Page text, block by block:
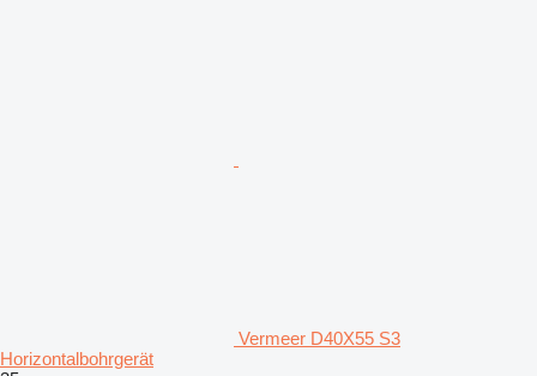
Vermeer D40X55 S3
Horizontalbohrgerät